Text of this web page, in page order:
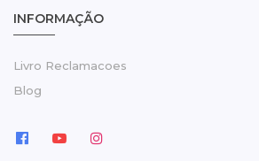
INFORMAÇÃO
Livro Reclamacoes
Blog